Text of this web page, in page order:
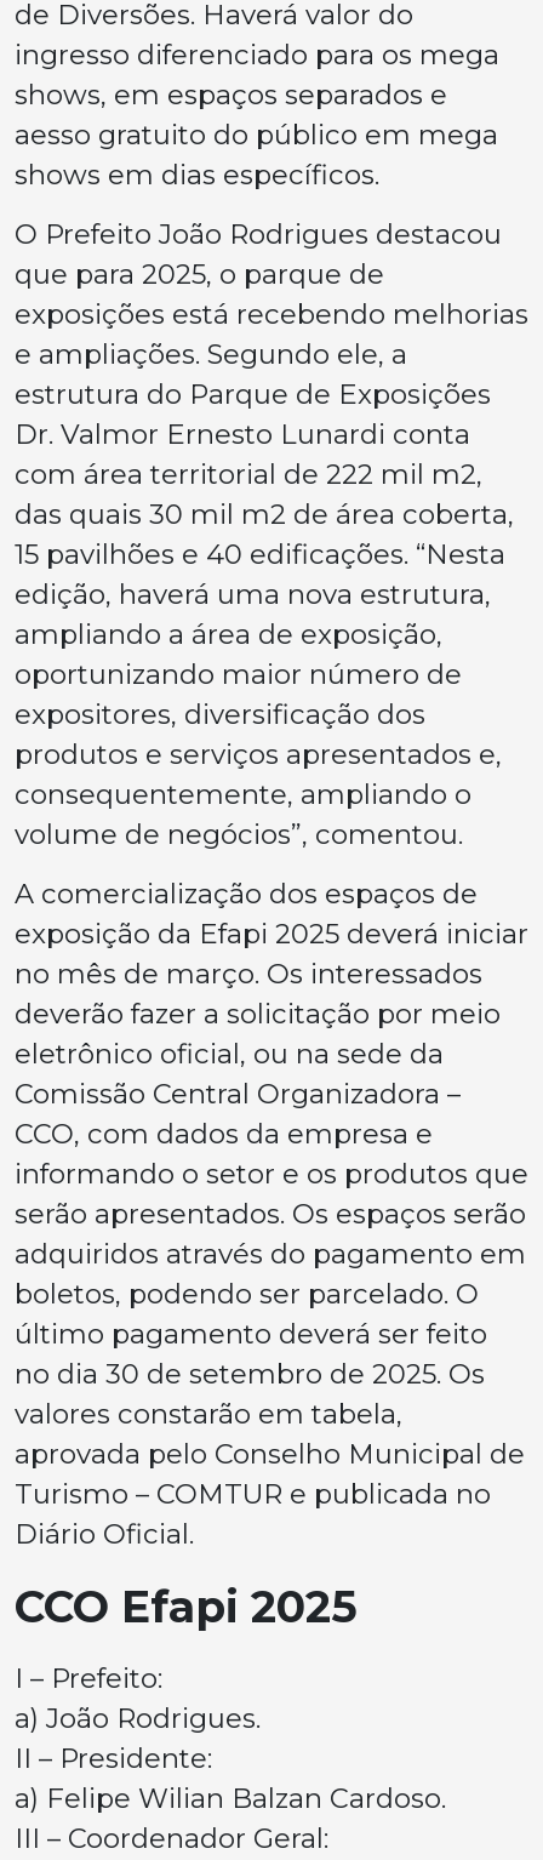
de Diversões. Haverá valor do
ingresso diferenciado para os mega
shows, em espaços separados e
aesso gratuito do público em mega
shows em dias específicos.
O Prefeito João Rodrigues destacou
que para 2025, o parque de
exposições está recebendo melhorias
e ampliações. Segundo ele, a
estrutura do Parque de Exposições
Dr. Valmor Ernesto Lunardi conta
com área territorial de 222 mil m2,
das quais 30 mil m2 de área coberta,
15 pavilhões e 40 edificações. “Nesta
edição, haverá uma nova estrutura,
ampliando a área de exposição,
oportunizando maior número de
expositores, diversificação dos
produtos e serviços apresentados e,
consequentemente, ampliando o
volume de negócios”, comentou.
A comercialização dos espaços de
exposição da Efapi 2025 deverá iniciar
no mês de março. Os interessados
deverão fazer a solicitação por meio
eletrônico oficial, ou na sede da
Comissão Central Organizadora –
CCO, com dados da empresa e
informando o setor e os produtos que
serão apresentados. Os espaços serão
adquiridos através do pagamento em
boletos, podendo ser parcelado. O
último pagamento deverá ser feito
no dia 30 de setembro de 2025. Os
valores constarão em tabela,
aprovada pelo Conselho Municipal de
Turismo – COMTUR e publicada no
Diário Oficial.
CCO Efapi 2025
I – Prefeito:
a) João Rodrigues.
II – Presidente:
a) Felipe Wilian Balzan Cardoso.
III – Coordenador Geral: